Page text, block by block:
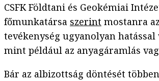
CSFK Földtani és Geokémiai
főmunkatársa szerint mostanra
tevékenység ugyanolyan hatással
mint például az anyagáramlás
Bár az albizottság döntését